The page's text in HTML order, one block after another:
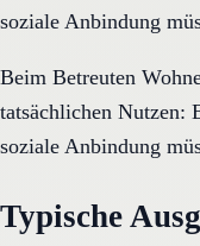
soziale Anbindung
Beim Betreuten
tatsächlichen Nutzen:
soziale Anbindung
Typische